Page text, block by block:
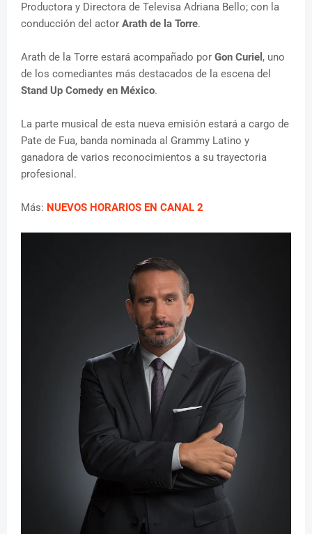
Productora y Directora de Televisa Adriana Bello; con la
conducción del actor Arath de la Torre.
Arath de la Torre estará acompañado por Gon Curiel , uno
de los comediantes más destacados de la escena del
Stand Up Comedy en México.
La parte musical de esta nueva emisión estará a cargo de
Pate de Fua, banda nominada al Grammy Latino y
ganadora de varios reconocimientos a su trayectoria
profesional.
Más: NUEVOS HORARIOS EN CANAL 2